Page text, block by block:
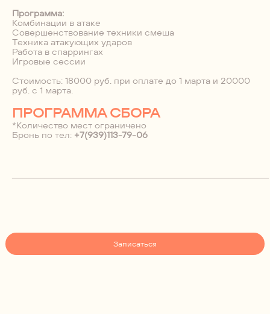
Программа:
Комбинации в атаке
Совершенствование техники смеша
Техника атакующих ударов
Работа в спаррингах
Игровые сессии
Стоимость: 18000 руб. при оплате до 1 марта и 20000
руб. с 1 марта.
ПРОГРАММА СБОРА
*Количество мест ограничено
Бронь по тел: +7(939)113-79-06
Записаться